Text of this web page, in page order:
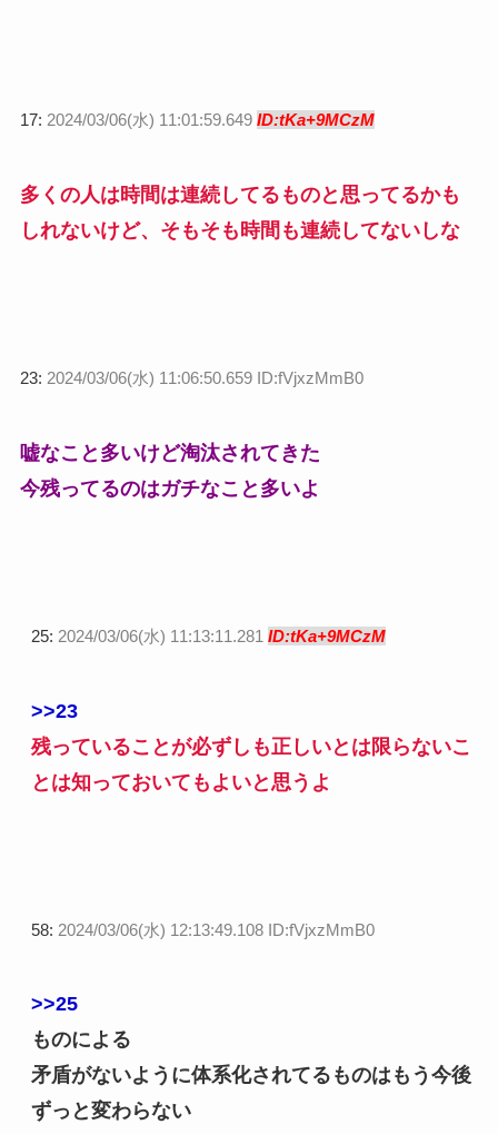
17: 2024/03/06(水) 11:01:59.649 ID:tKa+9MCzM
多くの人は時間は連続してるものと思ってるかも
しれないけど、そもそも時間も連続してないしな
23: 2024/03/06(水) 11:06:50.659 ID:fVjxzMmB0
嘘なこと多いけど淘汰されてきた
今残ってるのはガチなこと多いよ
25: 2024/03/06(水) 11:13:11.281 ID:tKa+9MCzM
>>23
残っていることが必ずしも正しいとは限らないこ
とは知っておいてもよいと思うよ
58: 2024/03/06(水) 12:13:49.108 ID:fVjxzMmB0
>>25
ものによる
矛盾がないように体系化されてるものはもう今後
ずっと変わらない